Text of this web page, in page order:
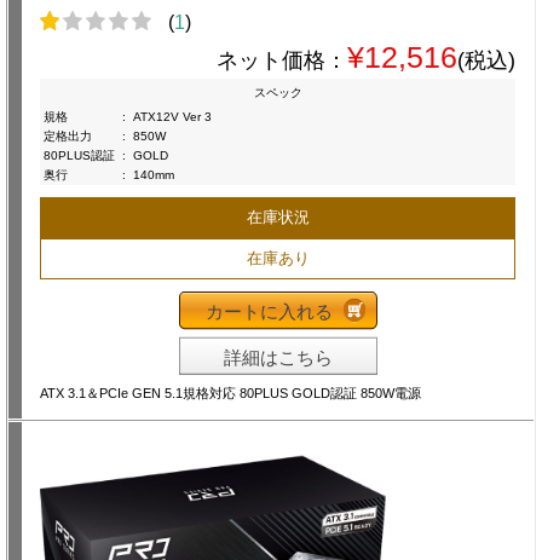
(1)
ネット価格： ¥12,516(税込)
スペック
規格
:
ATX12V Ver 3
定格出力
:
850W
80PLUS認証 :
GOLD
奥行
: 140mm
在庫状況
在庫あり
カートに入れる
詳細はこちら
ATX 3.1＆PCIe GEN 5.1規格対応 80PLUS GOLD認証 850W電源